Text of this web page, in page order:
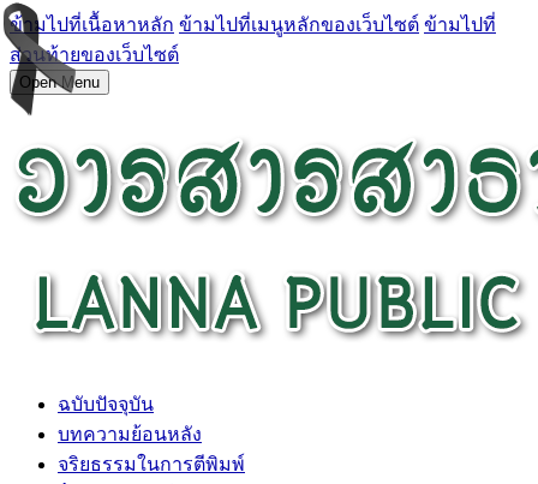
ข้ามไปที่เนื้อหาหลัก ข้ามไปที่เมนูหลักของเว็บไซต์ ข้ามไปที่
ส่วนท้ายของเว็บไซต์
Open Menu
ฉบับปัจจุบัน
บทความย้อนหลัง
จริยธรรมในการตีพิมพ์